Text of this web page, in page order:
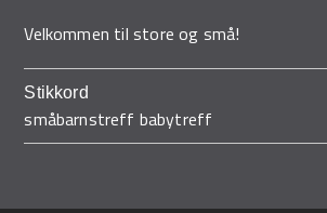
Velkommen til store og små!
Stikkord
småbarnstreff babytreff